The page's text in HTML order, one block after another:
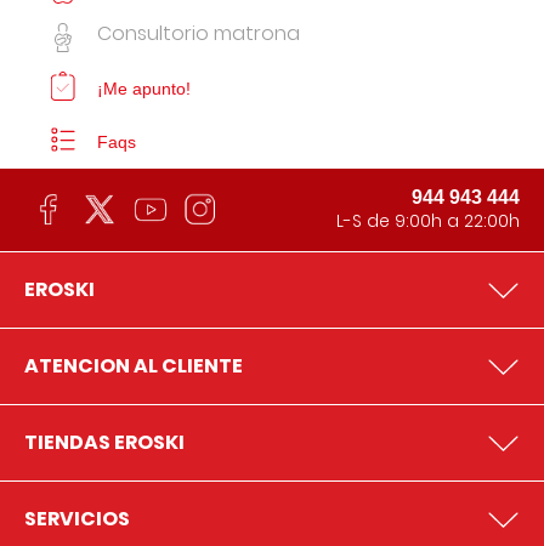
Consultorio matrona
¡Me apunto!
Faqs
944 943 444
L-S de 9:00h a 22:00h
EROSKI
ATENCION AL CLIENTE
TIENDAS EROSKI
SERVICIOS